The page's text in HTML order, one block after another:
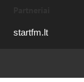
startfm.lt